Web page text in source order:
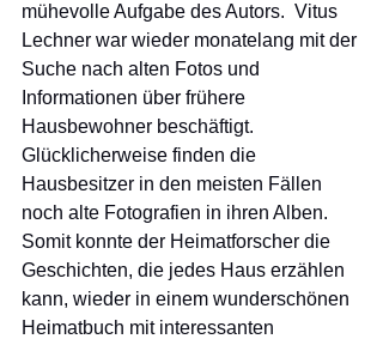
mühevolle Aufgabe des Autors.  Vitus
Lechner war wieder monatelang mit der
Suche nach alten Fotos und
Informationen über frühere
Hausbewohner beschäftigt.
Glücklicherweise finden die
Hausbesitzer in den meisten Fällen
noch alte Fotografien in ihren Alben.
Somit konnte der Heimatforscher die
Geschichten, die jedes Haus erzählen
kann, wieder in einem wunderschönen
Heimatbuch mit interessanten